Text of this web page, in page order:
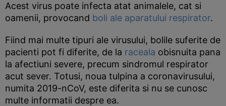
Acest virus poate infecta atat animalele, cat si
oamenii, provocand boli ale aparatului respirator.
Fiind mai multe tipuri ale virusului, bolile suferite de
pacienti pot fi diferite, de la raceala obisnuita pana
la afectiuni severe, precum sindromul respirator
acut sever. Totusi, noua tulpina a coronavirusului,
numita 2019-nCoV, este diferita si nu se cunosc
multe informatii despre ea.